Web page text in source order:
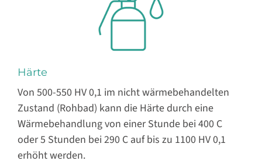
Härte
Von 500-550 HV 0,1 im nicht wärmebehandelten
Zustand (Rohbad) kann die Härte durch eine
Wärmebehandlung von einer Stunde bei 400 C
oder 5 Stunden bei 290 C auf bis zu 1100 HV 0,1
erhöht werden.